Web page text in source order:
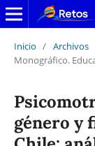
Inicio / Archivos
Monográfico.
género y